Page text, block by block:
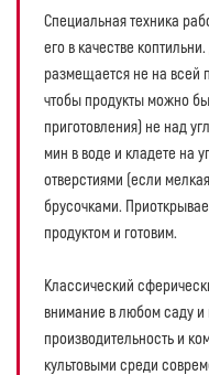
Специальная техника
его в качестве
размещается не на всей
чтобы продукты можно
приготовления) не над
мин в воде и кладете на
отверстиями (если
брусочками.
продуктом и готовим.
Классический
внимание в любом саду
производительность и
культовыми среди